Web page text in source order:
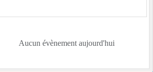
Aucun évènement aujourd'hui